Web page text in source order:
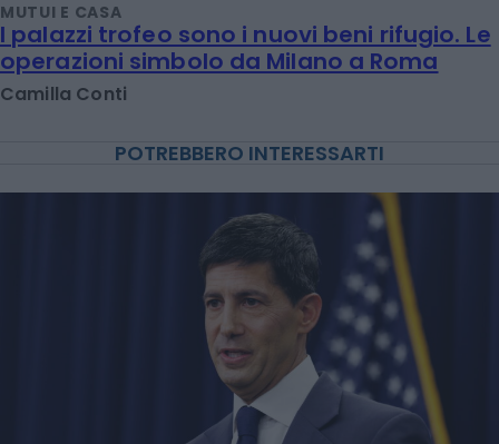
MUTUI E CASA
I palazzi trofeo sono i nuovi beni rifugio. Le
operazioni simbolo da Milano a Roma
Camilla Conti
POTREBBERO INTERESSARTI